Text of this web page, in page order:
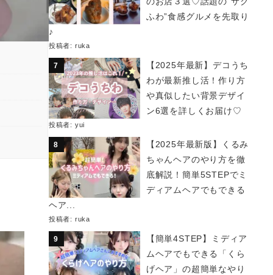
ふわ”食感グルメを先取り
♪
投稿者: ruka
【2025年最新】デコうち
わが最新推し活！作り方
や真似したい背景デザイ
ン6選を詳しくお届け♡
投稿者: yui
【2025年最新版】くるみ
ちゃんヘアのやり方を徹
底解説！簡単5STEPでミ
ディアムヘアでもできる
ヘア...
投稿者: ruka
【簡単4STEP】ミディア
ムヘアでもできる「くら
げヘア」の超簡単なやり